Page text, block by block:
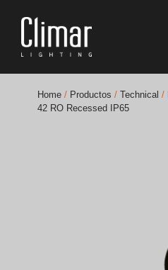
Home / Productos / Technical /
42 RO Recessed IP65